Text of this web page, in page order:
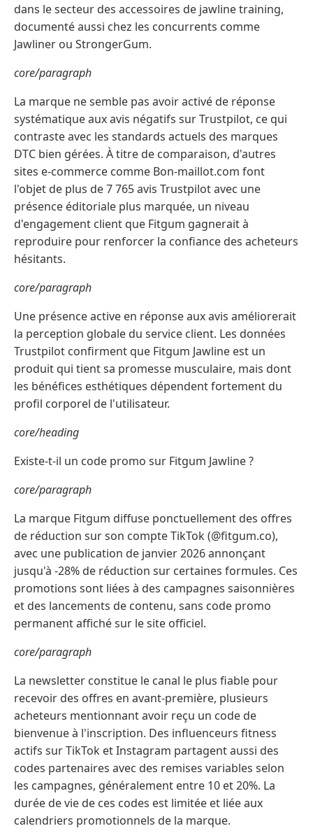
dans le secteur des accessoires de jawline training,
documenté aussi chez les concurrents comme
Jawliner ou StrongerGum.
core/paragraph
La marque ne semble pas avoir activé de réponse
systématique aux avis négatifs sur Trustpilot, ce qui
contraste avec les standards actuels des marques
DTC bien gérées. À titre de comparaison, d'autres
sites e-commerce comme Bon-maillot.com font
l'objet de plus de 7 765 avis Trustpilot avec une
présence éditoriale plus marquée, un niveau
d'engagement client que Fitgum gagnerait à
reproduire pour renforcer la confiance des acheteurs
hésitants.
core/paragraph
Une présence active en réponse aux avis améliorerait
la perception globale du service client. Les données
Trustpilot confirment que Fitgum Jawline est un
produit qui tient sa promesse musculaire, mais dont
les bénéfices esthétiques dépendent fortement du
profil corporel de l'utilisateur.
core/heading
Existe-t-il un code promo sur Fitgum Jawline ?
core/paragraph
La marque Fitgum diffuse ponctuellement des offres
de réduction sur son compte TikTok (@fitgum.co),
avec une publication de janvier 2026 annonçant
jusqu'à -28% de réduction sur certaines formules. Ces
promotions sont liées à des campagnes saisonnières
et des lancements de contenu, sans code promo
permanent affiché sur le site officiel.
core/paragraph
La newsletter constitue le canal le plus fiable pour
recevoir des offres en avant-première, plusieurs
acheteurs mentionnant avoir reçu un code de
bienvenue à l'inscription. Des influenceurs fitness
actifs sur TikTok et Instagram partagent aussi des
codes partenaires avec des remises variables selon
les campagnes, généralement entre 10 et 20%. La
durée de vie de ces codes est limitée et liée aux
calendriers promotionnels de la marque.